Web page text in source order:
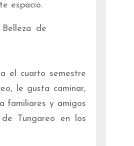
espacio.
el cuarto semestre
le gusta caminar,
familiares y amigos
Tungareo en los